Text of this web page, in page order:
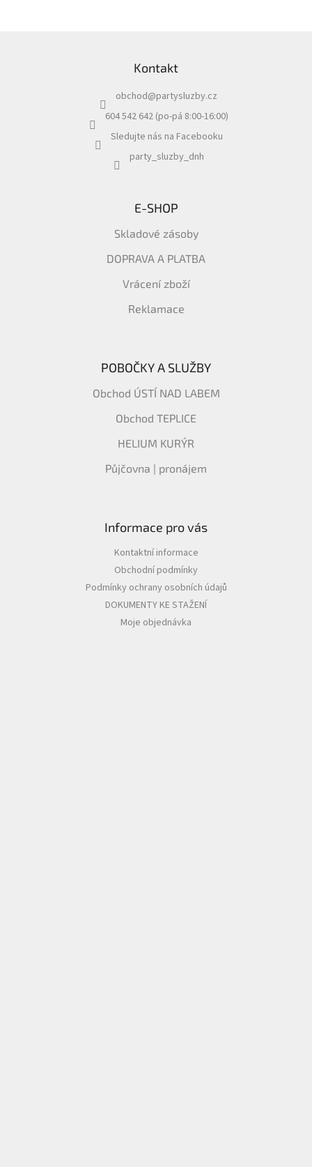
Kontakt
obchod@partysluzby.cz
604 542 642 (po-pá 8:00-16:00)
Sledujte nás na Facebooku
party_sluzby_dnh
E-SHOP
Skladové zásoby
DOPRAVA A PLATBA
Vrácení zboží
Reklamace
POBOČKY A SLUŽBY
Obchod ÚSTÍ NAD LABEM
Obchod TEPLICE
HELIUM KURÝR
Půjčovna | pronájem
Informace pro vás
Kontaktní informace
Obchodní podmínky
Podmínky ochrany osobních údajů
DOKUMENTY KE STAŽENÍ
Moje objednávka